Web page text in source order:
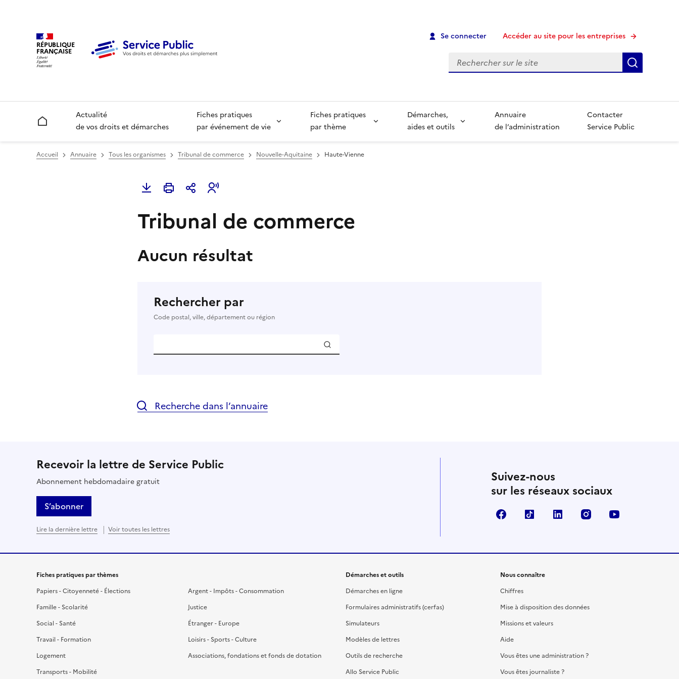
RÉPUBLIQUE
FRANÇAISE
Se connecter Accéder au site pour les entreprises
Recherche
Accueil
Actualité
de vos droits et démarches
Fiches pratiques
par événement de vie
Fiches pratiques
par thème
Démarches,
aides et outils
Annuaire
de l’administration
Contacter
Service Public
Accueil Annuaire Tous les organismes Tribunal de commerce Nouvelle-Aquitaine Haute-Vienne
Tribunal de commerce
Aucun résultat
Rechercher par
Code postal, ville, département ou région
Recherche dans l’annuaire
Recevoir la lettre de Service Public
Abonnement hebdomadaire gratuit
S’abonner
Lire la dernière lettre Voir toutes les lettres
Suivez-nous
sur les réseaux sociaux
FacebookTikTok LinkedIn Instagram
Fiches pratiques par thèmes
Papiers - Citoyenneté - Élections
Famille - Scolarité
Social - Santé
Travail - Formation
Logement
Transports - Mobilité
Argent - Impôts - Consommation
Justice
Étranger - Europe
Loisirs - Sports - Culture
Associations, fondations et fonds de dotation
Démarches et outils
Démarches en ligne
Formulaires administratifs (cerfas)
Simulateurs
Modèles de lettres
Outils de recherche
Allo Service Public
Nous connaître
Chiffres
Mise à disposition des données
Missions et valeurs
Aide
Vous êtes une administration ?
Vous êtes journaliste ?